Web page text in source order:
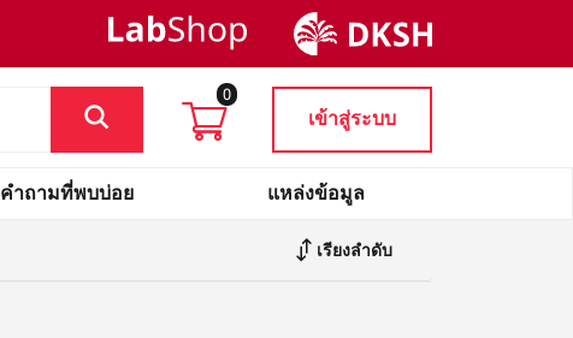
0
เข้าสู่ระบบ
คำถามที่พบบ่อย แหล่งข้อมูล
เรียงลำดับ